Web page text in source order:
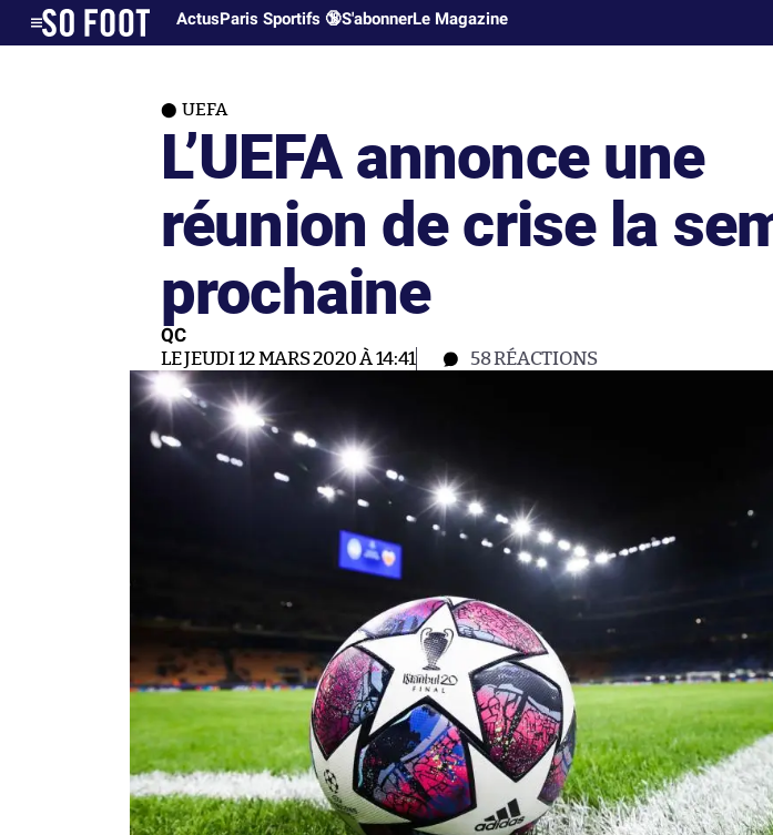
ActusParis Sportifs 🔞S'abonnerLe Magazine
UEFA
L’UEFA annonce une
réunion de crise la
prochaine
QC
LE JEUDI 12 MARS 2020 À 14:41 58RÉACTIONS